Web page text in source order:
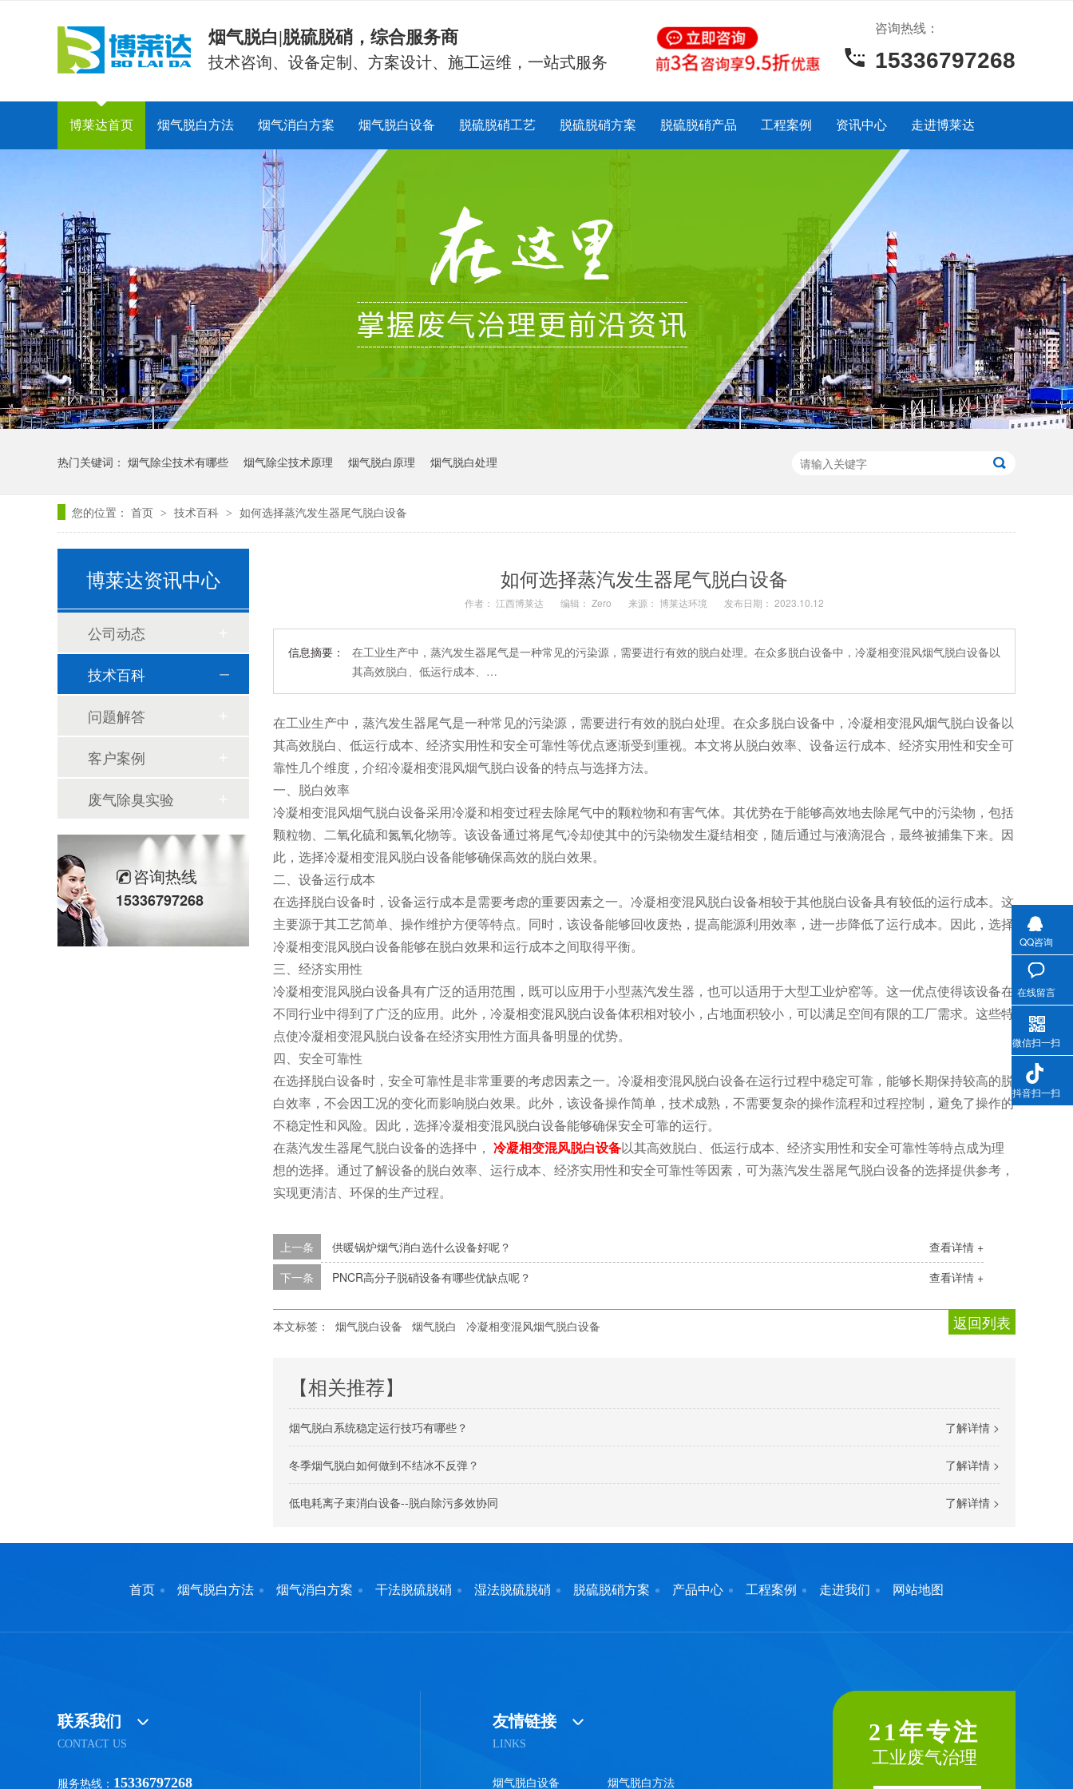
烟气脱白|脱硫脱硝，综合服务商
技术咨询、设备定制、方案设计、施工运维，一站式服务
咨询热线：
15336797268
博莱达首页 烟气脱白方法 烟气消白方案 烟气脱白设备 脱硫脱硝工艺 脱硫脱硝方案 脱硫脱硝产品 工程案例 资讯中心 走进博莱达
热门关键词： 烟气除尘技术有哪些 烟气除尘技术原理 烟气脱白原理 烟气脱白处理
您的位置： 首页 > 技术百科 > 如何选择蒸汽发生器尾气脱白设备
如何选择蒸汽发生器尾气脱白设备
作者： 江西博莱达 编辑： Zero 来源： 博莱达环境 发布日期： 2023.10.12
信息摘要：
在工业生产中，蒸汽发生器尾气是一种常见的污染源，需要进行有效的脱白处理。在众多脱白设备中，冷凝相变混风烟气脱白设备以
其高效脱白、低运行成本、…
在工业生产中，蒸汽发生器尾气是一种常见的污染源，需要进行有效的脱白处理。在众多脱白设备中，冷凝相变混风烟气脱白设备以
其高效脱白、低运行成本、经济实用性和安全可靠性等优点逐渐受到重视。本文将从脱白效率、设备运行成本、经济实用性和安全可
靠性几个维度，介绍冷凝相变混风烟气脱白设备的特点与选择方法。
一、脱白效率
冷凝相变混风烟气脱白设备采用冷凝和相变过程去除尾气中的颗粒物和有害气体。其优势在于能够高效地去除尾气中的污染物，包括
颗粒物、二氧化硫和氮氧化物等。该设备通过将尾气冷却使其中的污染物发生凝结相变，随后通过与液滴混合，最终被捕集下来。因
此，选择冷凝相变混风脱白设备能够确保高效的脱白效果。
二、设备运行成本
在选择脱白设备时，设备运行成本是需要考虑的重要因素之一。冷凝相变混风脱白设备相较于其他脱白设备具有较低的运行成本。这
主要源于其工艺简单、操作维护方便等特点。同时，该设备能够回收废热，提高能源利用效率，进一步降低了运行成本。因此，选择
冷凝相变混风脱白设备能够在脱白效果和运行成本之间取得平衡。
三、经济实用性
冷凝相变混风脱白设备具有广泛的适用范围，既可以应用于小型蒸汽发生器，也可以适用于大型工业炉窑等。这一优点使得该设备在
不同行业中得到了广泛的应用。此外，冷凝相变混风脱白设备体积相对较小，占地面积较小，可以满足空间有限的工厂需求。这些特
点使冷凝相变混风脱白设备在经济实用性方面具备明显的优势。
四、安全可靠性
在选择脱白设备时，安全可靠性是非常重要的考虑因素之一。冷凝相变混风脱白设备在运行过程中稳定可靠，能够长期保持较高的脱
白效率，不会因工况的变化而影响脱白效果。此外，该设备操作简单，技术成熟，不需要复杂的操作流程和过程控制，避免了操作的
不稳定性和风险。因此，选择冷凝相变混风脱白设备能够确保安全可靠的运行。
在蒸汽发生器尾气脱白设备的选择中， 冷凝相变混风脱白设备以其高效脱白、低运行成本、经济实用性和安全可靠性等特点成为理
想的选择。通过了解设备的脱白效率、运行成本、经济实用性和安全可靠性等因素，可为蒸汽发生器尾气脱白设备的选择提供参考，
实现更清洁、环保的生产过程。
查看详情 +
上一条
供暖锅炉烟气消白选什么设备好呢？
查看详情 +
下一条 PNCR高分子脱硝设备有哪些优缺点呢？
返回列表
本文标签： 烟气脱白设备 烟气脱白 冷凝相变混风烟气脱白设备
【相关推荐】
了解详情 >
烟气脱白系统稳定运行技巧有哪些？
了解详情 >
冬季烟气脱白如何做到不结冰不反弹？
了解详情 >
低电耗离子束消白设备--脱白除污多效协同
博莱达资讯中心
公司动态
技术百科
问题解答
客户案例
废气除臭实验
咨询热线
15336797268
首页 烟气脱白方法 烟气消白方案 干法脱硫脱硝 湿法脱硫脱硝 脱硫脱硝方案 产品中心 工程案例 走进我们 网站地图
联系我们
CONTACT US
服务热线： 15336797268
友情链接
LINKS
烟气脱白设备 烟气脱白方法
21年专注
工业废气治理
QQ咨询
在线留言
微信扫一扫
抖音扫一扫